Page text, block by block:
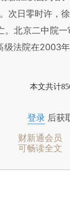
次日零时许，
。北京二中院
级法院在2003
本文共计
登录后获
财新通会员
可畅读全文